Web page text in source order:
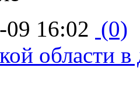
16:02 (0)
области в